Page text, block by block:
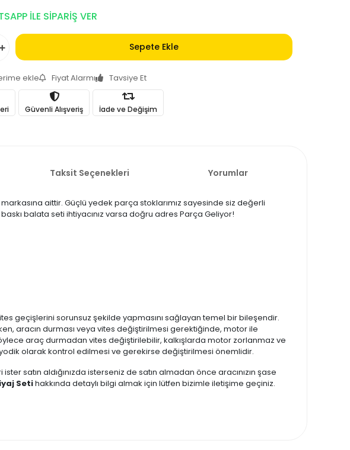
İLE SİPARİŞ VER
Sepete Ekle
ekle Fiyat Alarmı Tavsiye Et
Güvenli Alışveriş İade ve Değişim
Taksit Seçenekleri Yorumlar
markasına aittir. Güçlü yedek parça stoklarımız sayesinde siz değerli
balata seti ihtiyacınız varsa doğru adres Parça Geliyor!
geçişlerini sorunsuz şekilde yapmasını sağlayan temel bir bileşendir.
aracın durması veya vites değiştirilmesi gerektiğinde, motor ile
araç durmadan vites değiştirilebilir, kalkışlarda motor zorlanmaz ve
olarak kontrol edilmesi ve gerekirse değiştirilmesi önemlidir.
satın aldığınızda isterseniz de satın almadan önce aracınızın şase
Setihakkında detaylı bilgi almak için lütfen bizimle iletişime geçiniz.